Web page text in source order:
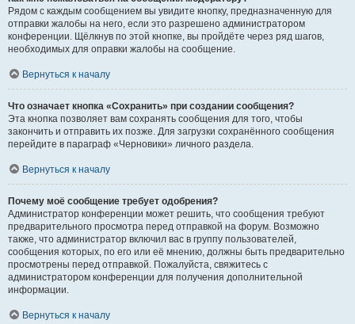
Рядом с каждым сообщением вы увидите кнопку, предназначенную для
отправки жалобы на него, если это разрешено администратором
конференции. Щёлкнув по этой кнопке, вы пройдёте через ряд шагов,
необходимых для оправки жалобы на сообщение.
Вернуться к началу
Что означает кнопка «Сохранить» при создании сообщения?
Эта кнопка позволяет вам сохранять сообщения для того, чтобы
закончить и отправить их позже. Для загрузки сохранённого сообщения
перейдите в параграф «Черновики» личного раздела.
Вернуться к началу
Почему моё сообщение требует одобрения?
Администратор конференции может решить, что сообщения требуют
предварительного просмотра перед отправкой на форум. Возможно
также, что администратор включил вас в группу пользователей,
сообщения которых, по его или её мнению, должны быть предварительно
просмотрены перед отправкой. Пожалуйста, свяжитесь с
администратором конференции для получения дополнительной
информации.
Вернуться к началу